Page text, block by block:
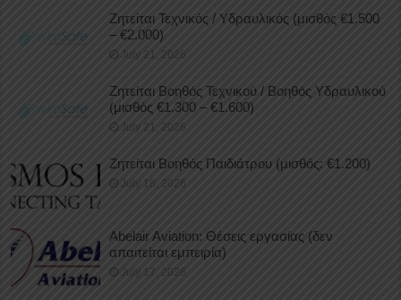
Ζητείται Τεχνικός / Υδραυλικός (μισθός €1.500
– €2.000)
July 21, 2026
Ζητείται Βοηθός Τεχνικού / Βοηθός Υδραυλικού
(μισθός €1.300 – €1.600)
July 21, 2026
Ζητείται Βοηθός Παιδιάτρου (μισθός: €1.200)
July 18, 2026
Abelair Aviation: Θέσεις εργασίας (δεν
απαιτείται εμπειρία)
July 17, 2026